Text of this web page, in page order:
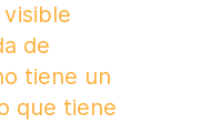
de
tiene un
que tiene